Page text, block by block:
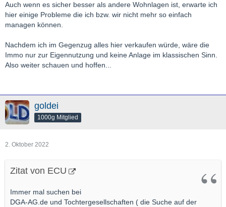
Auch wenn es sicher besser als andere Wohnlagen ist, erwarte ich
hier einige Probleme die ich bzw. wir nicht mehr so einfach
managen können.
Nachdem ich im Gegenzug alles hier verkaufen würde, wäre die
Immo nur zur Eigennutzung und keine Anlage im klassischen Sinn.
Also weiter schauen und hoffen...
goldei
1000g Mitglied
2. Oktober 2022
Zitat von ECU
Immer mal suchen bei
DGA-AG.de und Tochtergesellschaften ( die Suche auf der